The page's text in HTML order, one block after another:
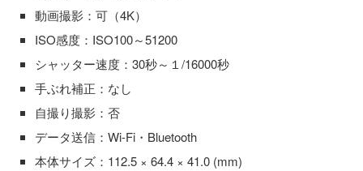
動画撮影：可（4K）
ISO感度：ISO100～51200
シャッター速度：30秒～１/16000秒
手ぶれ補正：なし
自撮り撮影：否
データ送信：Wi-Fi・Bluetooth
本体サイズ：112.5 × 64.4 × 41.0 (mm)